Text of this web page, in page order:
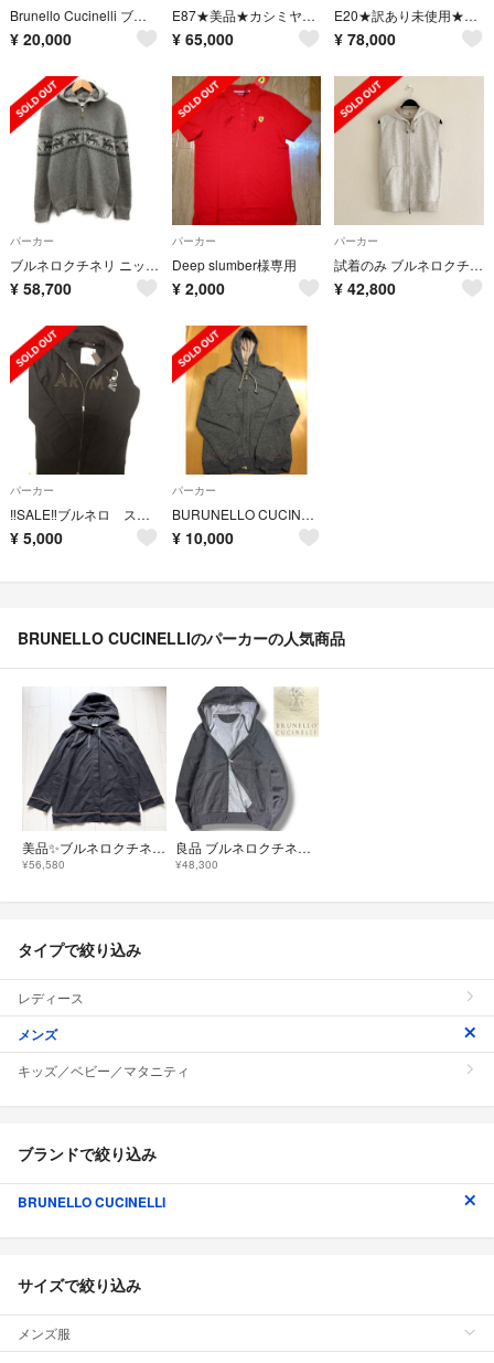
Brunello Cucinelli ブルネロ クチネリ ウエストパーカー
¥ 20,000
E87★美品★カシミヤブレンドパーカー ブルネロクチネリ ネイビー グレー
¥ 65,000
E20★訳あり未使用★極上カシミヤ100% ブルネロクチネリ パーカー 48
¥ 78,000
パーカー
ブルネロクチネリ ニット パーカー カシミヤ フェアアイル柄 50 グレー
¥ 58,700
パーカー
Deep slumber様専用
¥ 2,000
パーカー
試着のみ ブルネロクチネリ スウェットパーカー 高級ブランド 希少XS
¥ 42,800
パーカー
‼️SALE‼️ブルネロ スタイリッシュ パーカー タグ付 未使用
¥ 5,000
パーカー
BURUNELLO CUCINELLI メンズパーカー
¥ 10,000
BRUNELLO CUCINELLIのパーカーの人気商品
美品✨ブルネロクチネリ ゴールドモニーレ パーカー フード 装飾 希少2XL
¥56,580
良品 ブルネロクチネリ ジップアップフーディー パーカー パーカ グレー M
¥48,300
タイプで絞り込み
レディース
メンズ
キッズ／ベビー／マタニティ
ブランドで絞り込み
BRUNELLO CUCINELLI
サイズで絞り込み
メンズ服